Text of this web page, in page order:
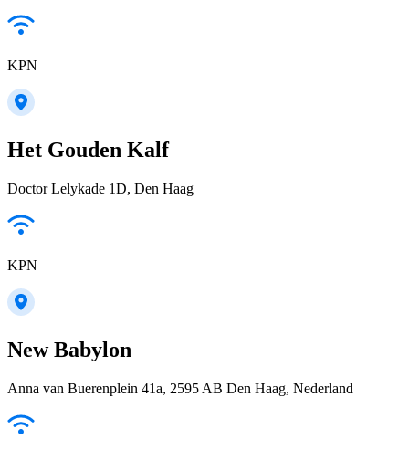
KPN
Het Gouden Kalf
Doctor Lelykade 1D, Den Haag
KPN
New Babylon
Anna van Buerenplein 41a, 2595 AB Den Haag, Nederland